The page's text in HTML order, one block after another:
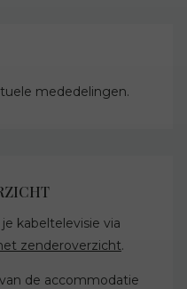
mededelingen.
kabeltelevisie via
zenderoverzicht.
de accommodatie